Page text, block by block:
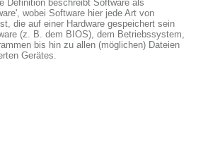
Definition beschreibt Software als
wobei Software hier jede Art von
die auf einer Hardware gespeichert sein
(z. B. dem BIOS), dem Betriebssystem,
bis hin zu allen (möglichen) Dateien
Gerätes.